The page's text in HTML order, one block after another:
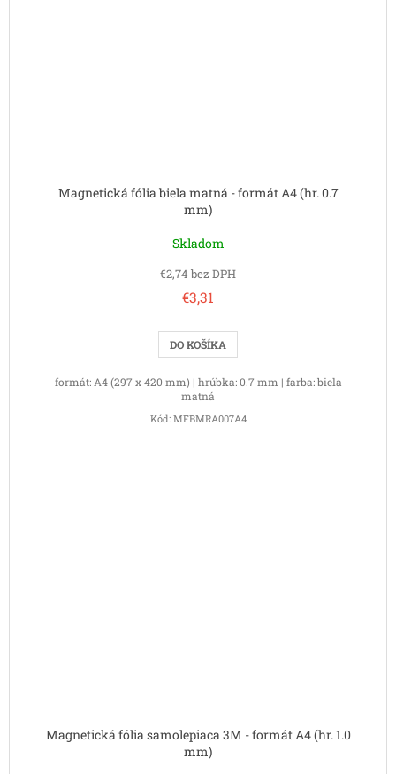
Magnetická fólia biela matná - formát A4 (hr. 0.7
mm)
Skladom
€2,74 bez DPH
€3,31
DO KOŠÍKA
formát: A4 (297 x 420 mm) | hrúbka: 0.7 mm | farba: biela
matná
Kód: MFBMRA007A4
Magnetická fólia samolepiaca 3M - formát A4 (hr. 1.0
mm)